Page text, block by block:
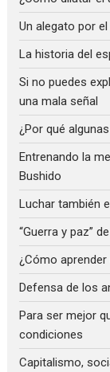
Un alegato por
La historia del
Si no puedes
una mala señal
¿Por qué
Entrenando la
Bushido
Luchar también
“Guerra y paz”
¿Cómo
Defensa de los
Para ser mejor
condiciones
Capitalismo,